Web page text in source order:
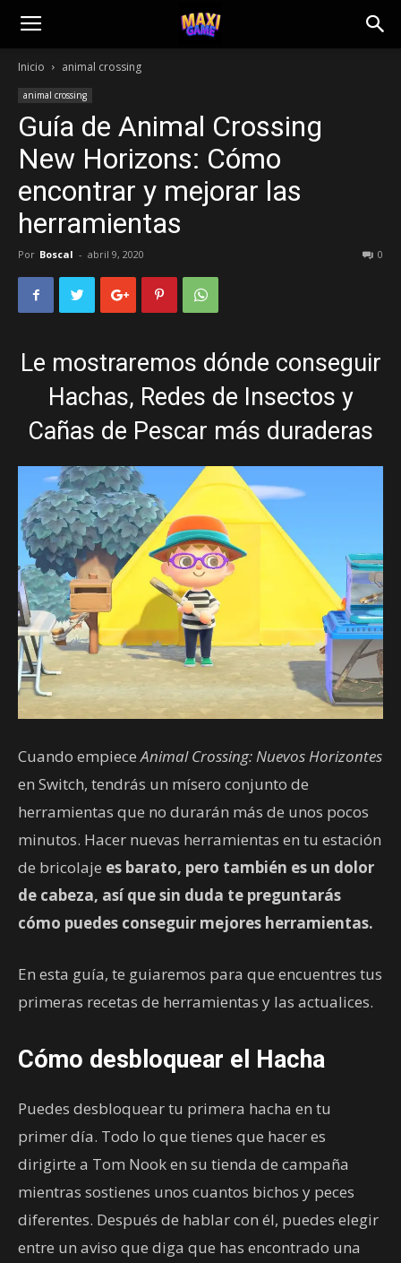
Inicio animal crossing
animal crossing
Guía de Animal Crossing
New Horizons: Cómo
encontrar y mejorar las
herramientas
Por Boscal - abril 9, 2020 0
Le mostraremos dónde conseguir
Hachas, Redes de Insectos y
Cañas de Pescar más duraderas
Cuando empieceAnimal Crossing: Nuevos Horizontes
en Switch, tendrás un mísero conjunto de
herramientas que no durarán más de unos pocos
minutos. Hacer nuevas herramientas en tu estación
de bricolaje es barato, pero también es un dolor
de cabeza, así que sin duda te preguntarás
cómo puedes conseguir mejores herramientas.
En esta guía, te guiaremos para que encuentres tus
primeras recetas de herramientas y las actualices.
Cómo desbloquear el Hacha
Puedes desbloquear tu primera hacha en tu
primer día. Todo lo que tienes que hacer es
dirigirte a Tom Nook en su tienda de campaña
mientras sostienes unos cuantos bichos y peces
diferentes. Después de hablar con él, puedes elegir
entre un aviso que diga que has encontrado una